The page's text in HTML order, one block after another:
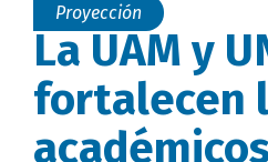
Proyección
La UAM y
fortalecen